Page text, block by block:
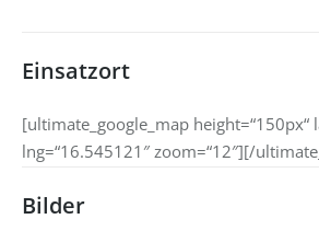
Einsatzort
[ultimate_google_map height=“150px“
lng=“16.545121″ zoom=“12″][/
Bilder